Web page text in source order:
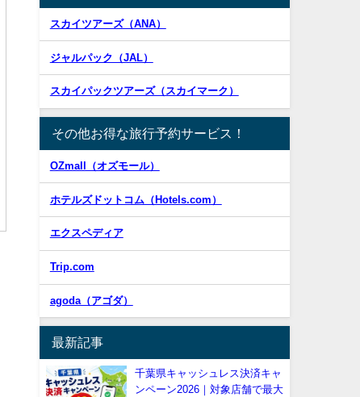
スカイツアーズ（ANA）
ジャルパック（JAL）
スカイパックツアーズ（スカイマーク）
その他お得な旅行予約サービス！
OZmall（オズモール）
ホテルズドットコム（Hotels.com）
エクスペディア
Trip.com
agoda（アゴダ）
最新記事
千葉県キャッシュレス決済キャ
ンペーン2026｜対象店舗で最大